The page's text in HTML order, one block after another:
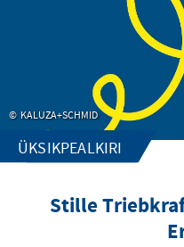
KALUZA+SCHMID
ÜKSIKPEALKIRI
Stille